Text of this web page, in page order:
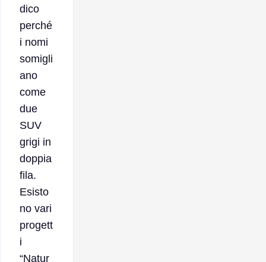
dico
perché
i nomi
somigli
ano
come
due
SUV
grigi in
doppia
fila.
Esisto
no vari
progett
i
“Natur